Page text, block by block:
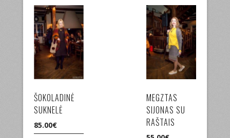
ŠOKOLADINĖ
SUKNELĖ
85.00€
MEGZTAS
SIJONAS SU
RAŠTAIS